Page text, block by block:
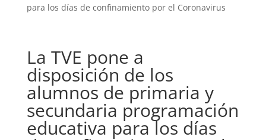
para los días de confinamiento por el Coronavirus
La TVE pone a
disposición de los
alumnos de primaria y
secundaria programación
educativa para los días